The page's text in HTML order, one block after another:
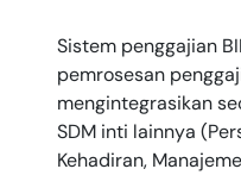
Sistem penggajian
pemrosesan
mengintegrasikan
SDM inti lainnya
Kehadiran,